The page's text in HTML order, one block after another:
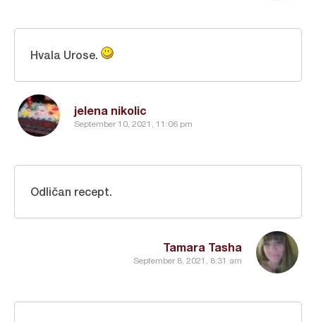
jelena nikolic
September 10, 2021, 11:06 pm
Hvala Urose.
Tamara Tasha
September 8, 2021, 8:31 am
Odličan recept.